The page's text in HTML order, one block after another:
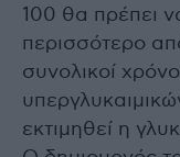
100 θα πρέπει
περισσότερο
συνολικοί
εκτιμηθεί η